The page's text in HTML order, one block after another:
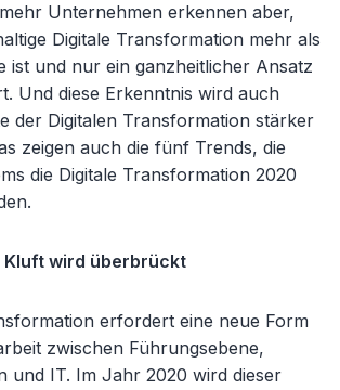
Unternehmen erkennen aber,
Digitale Transformation mehr als
ist und nur ein ganzheitlicher Ansatz
Und diese Erkenntnis wird auch
der Digitalen Transformation stärker
zeigen auch die fünf Trends, die
die Digitale Transformation 2020
Kluft wird überbrückt
erfordert eine neue Form
zwischen Führungsebene,
und IT. Im Jahr 2020 wird dieser